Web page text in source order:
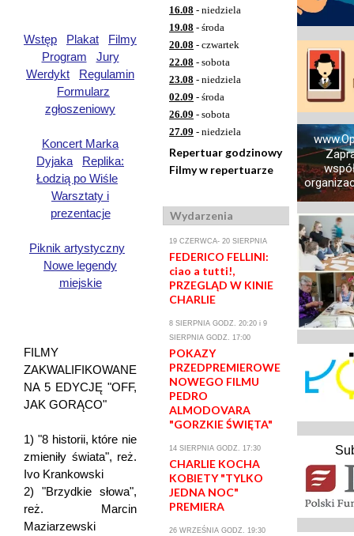
Wstęp Plakat
Filmy
Program
Jury
Werdykt
Regulamin
Formularz
zgłoszeniowy
Koncert Marka
Dyjaka
Replika:
Łodzią po Wiśle
Warsztaty i
prezentacje
Piknik artystyczny
Nowe legendy
miejskie
FILMY
ZAKWALIFIKOWANE
NA 5 EDYCJĘ "OFF,
JAK GORĄCO"
1) "8 historii, które nie
zmieniły świata", reż.
Ivo Krankowski
2) "Brzydkie słowa",
reż. Marcin
Maziarzewski
16.08 - niedziela
19.08 - środa
20.08 - czwartek
22.08 - sobota
23.08 - niedziela
02.09 - środa
26.09 - sobota
27.09 - niedziela
Repertuar godzinowy
Filmy w repertuarze
Wydarzenia
19 CZERWCA- 20 SIERPNIA
FEDERICO FELLINI:
ciao a tutti!,
PRZEGLĄD W KINIE
CHARLIE
8 SIERPNIA GODZ. 20:20 i 9
SIERPNIA GODZ. 17:00
POKAZY
PRZEDPREMIEROWE
NOWEGO FILMU
PEDRO
ALMODOVARA
"GORZKIE ŚWIĘTA"
14 SIERPNIA GODZ. 17:30
CHARLIE KOCHA
KOBIETY "TYLKO
JEDNA NOC"
PREMIERA
26 WRZEŚNIA GODZ. 19:30